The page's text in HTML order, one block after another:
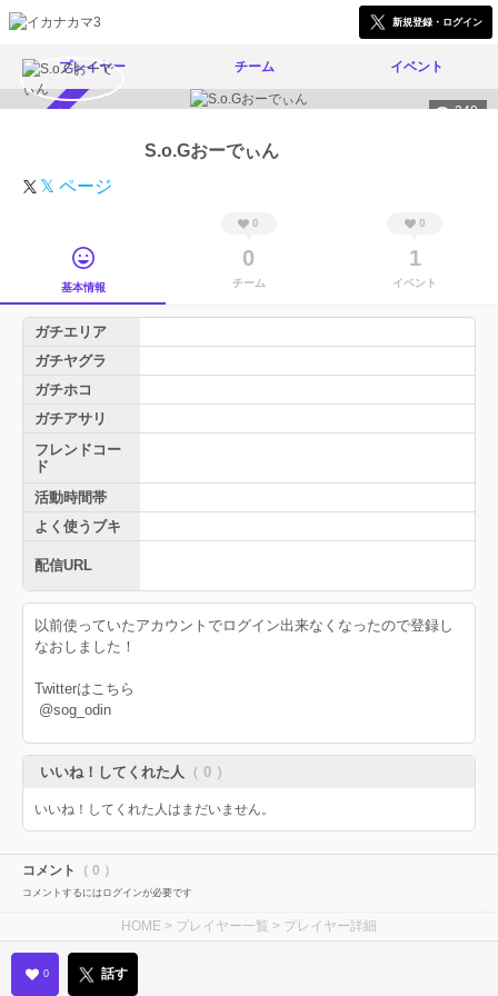
新規登録・ログイン
プレイヤー チーム イベント
240
S.o.Gおーでぃん
𝕏 ページ
基本情報
0
0
チーム
0
1
イベント
ガチエリア
ガチヤグラ
ガチホコ
ガチアサリ
フレンドコー
ド
活動時間帯
よく使うブキ
配信URL
以前使っていたアカウントでログイン出来なくなったので登録し
なおしました！
Twitterはこちら
@sog_odin
いいね！してくれた人 （ 0 ）
いいね！してくれた人はまだいません。
コメント （ 0 ）
コメントするにはログインが必要です
HOME > プレイヤー一覧 > プレイヤー詳細
0 話す